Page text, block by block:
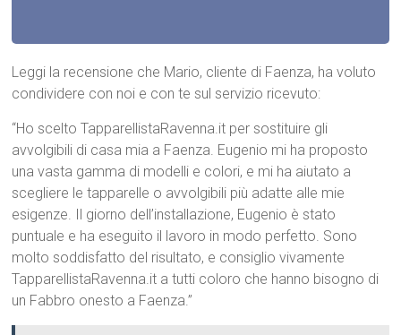
Leggi la recensione che Mario, cliente di Faenza, ha voluto
condividere con noi e con te sul servizio ricevuto:
“Ho scelto TapparellistaRavenna.it per sostituire gli
avvolgibili di casa mia a Faenza. Eugenio mi ha proposto
una vasta gamma di modelli e colori, e mi ha aiutato a
scegliere le tapparelle o avvolgibili più adatte alle mie
esigenze. Il giorno dell’installazione, Eugenio è stato
puntuale e ha eseguito il lavoro in modo perfetto. Sono
molto soddisfatto del risultato, e consiglio vivamente
TapparellistaRavenna.it a tutti coloro che hanno bisogno di
un Fabbro onesto a Faenza.”